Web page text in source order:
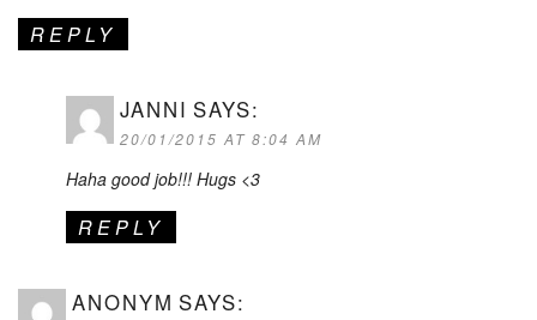
REPLY
JANNI SAYS:
20/01/2015 AT 8:04 AM
Haha good job!!! Hugs <3
REPLY
ANONYM SAYS: